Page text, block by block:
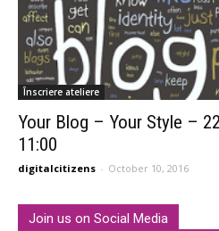
Înscriere ateliere
Your Blog – Your Style –
11:00
digitalcitizens - October 10, 2016
Join us on Social Media